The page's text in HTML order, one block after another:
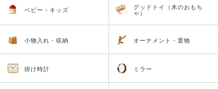
ベビー・キッズ
グッドトイ（木のおもち
ゃ）
小物入れ・収納 オーナメント・置物
掛け時計 ミラー